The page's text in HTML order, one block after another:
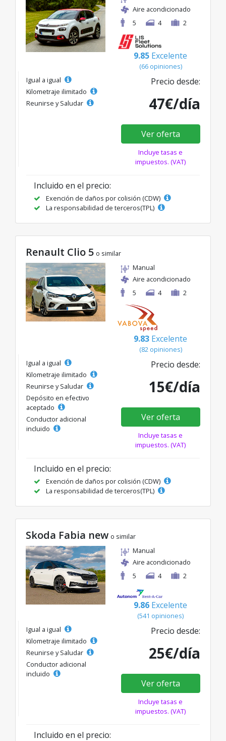
Aire acondicionado
5
4 2
9.85 Excelente
(66 opiniones)
Igual a igual
Kilometraje ilimitado
Reunirse y Saludar
Precio desde:
47€/día
Ver oferta
Incluye tasas e
impuestos. (VAT)
Incluido en el precio:
Exención de daños por colisión (CDW)
La responsabilidad de terceros(TPL)
Renault Clio 5 o similar
Manual
Aire acondicionado
5
4 2
9.83 Excelente
(82 opiniones)
Igual a igual
Kilometraje ilimitado
Reunirse y Saludar
Depósito en efectivo
aceptado
Conductor adicional
incluido
Precio desde:
15€/día
Ver oferta
Incluye tasas e
impuestos. (VAT)
Incluido en el precio:
Exención de daños por colisión (CDW)
La responsabilidad de terceros(TPL)
Skoda Fabia new o similar
Manual
Aire acondicionado
5
4 2
9.86 Excelente
(541 opiniones)
Igual a igual
Kilometraje ilimitado
Reunirse y Saludar
Conductor adicional
incluido
Precio desde:
25€/día
Ver oferta
Incluye tasas e
impuestos. (VAT)
Incluido en el precio: